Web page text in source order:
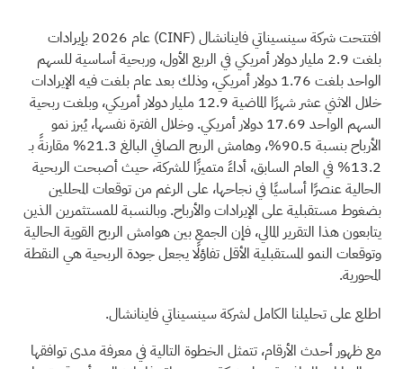
افتتحت شركة سينسيناتي فاينانشال (CINF)
عام 2026 بإيرادات
بلغت 2.9 مليار دولار أمريكي في الربع الأول، وربحية أساسية للسهم
الواحد بلغت 1.76 دولار أمريكي، وذلك بعد عام بلغت فيه الإيرادات
خلال الاثني عشر شهرًا الماضية 12.9 مليار دولار أمريكي، وبلغت ربحية
السهم الواحد 17.69 دولار أمريكي. وخلال الفترة نفسها، يُبرز نمو
الأرباح بنسبة 90.5%، وهامش الربح الصافي البالغ 21.3% مقارنةً بـ
13.2% في العام السابق، أداءً متميزًا للشركة، حيث أصبحت الربحية
الحالية عنصرًا أساسيًا في نجاحها، على الرغم من توقعات المحللين
بضغوط مستقبلية على الإيرادات والأرباح. وبالنسبة للمستثمرين الذين
يتابعون هذا التقرير المالي، فإن الجمع بين هوامش الربح القوية الحالية
وتوقعات النمو المستقبلية الأقل تفاؤلًا يجعل جودة الربحية هي النقطة
المحورية.
اطلع على تحليلنا الكامل لشركة سينسيناتي فاينانشال.
مع ظهور أحدث الأرقام، تتمثل الخطوة التالية في معرفة مدى توافقها